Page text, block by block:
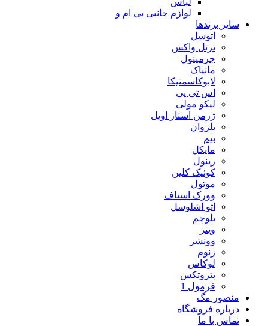
لوازم جانبی بی ام و
سایر برندها
اتوسل
ترتل واکس
جرمینول
مانیاک
لابوکاسمتیکا
اس تی پی
لیکو مولی
ژرمن استار اویل
بلزوان
بیم
مایکل
رینول
کوئیک کلین
موتول
وورک استاف
اتو اشلوسل
بلوچم
وینز
وونشر
زنوم
لوکاس
پتروتکس
فرمول 1
منصور مگ
درباره فروشگاه
تماس با ما